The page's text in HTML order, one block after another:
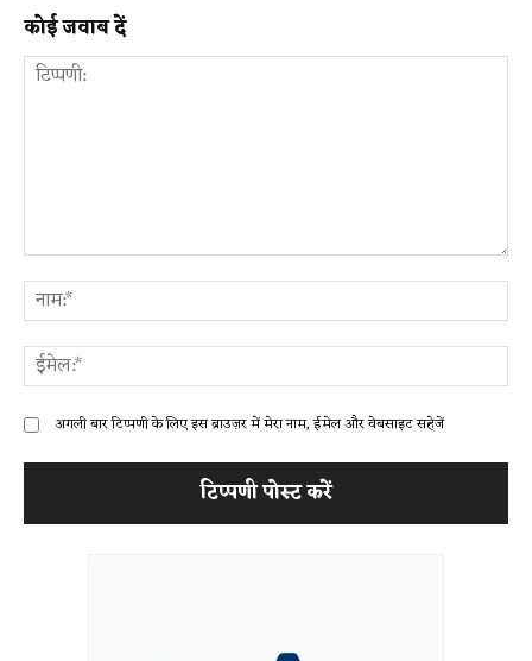
कोई जवाब दें
अगली बार टिप्पणी के लिए इस ब्राउज़र में मेरा नाम, ईमेल और वेबसाइट सहेजें